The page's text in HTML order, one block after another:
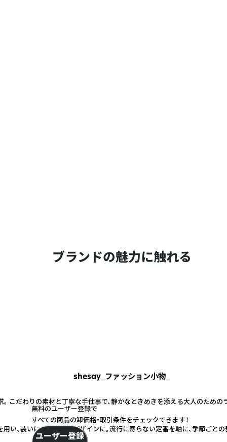
ブランドの魅力に触れる
shesay‗ファッション小物‗
こだわりの素材と丁寧な手仕事で、静かなときめきを添える大人のための
い、装いにより馴染むデザインに。流行に寄らない定番を軸に、季節ごとの
無料のユーザー登録で
すべての商品の卸価格・取引条件をチェックできます！
ユーザー登録